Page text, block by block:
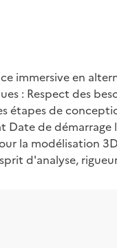
immersive en
: Respect des
étapes de
de démarrage
la modélisation
d'analyse,